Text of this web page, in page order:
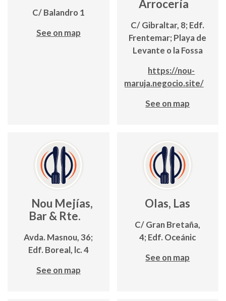
C/ Balandro 1
See on map
Arrocería
C/ Gibraltar, 8; Edf.
Frentemar; Playa de
Levante o la Fossa
https://nou-
maruja.negocio.site/
See on map
Nou Mejías,
Bar & Rte.
Avda. Masnou, 36;
Edf. Boreal, lc. 4
See on map
Olas, Las
C/ Gran Bretaña,
4; Edf. Oceánic
See on map